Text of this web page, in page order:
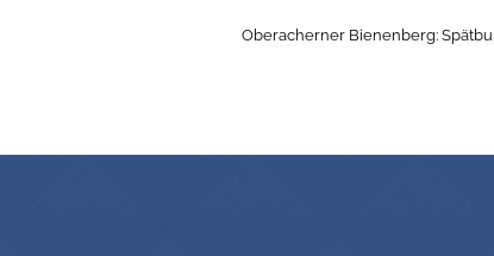
Oberacherner Bienenberg: